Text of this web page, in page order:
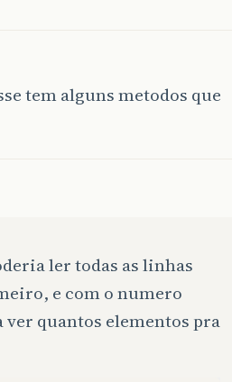
tem alguns metodos que
ler todas as linhas
e com o numero
quantos elementos pra